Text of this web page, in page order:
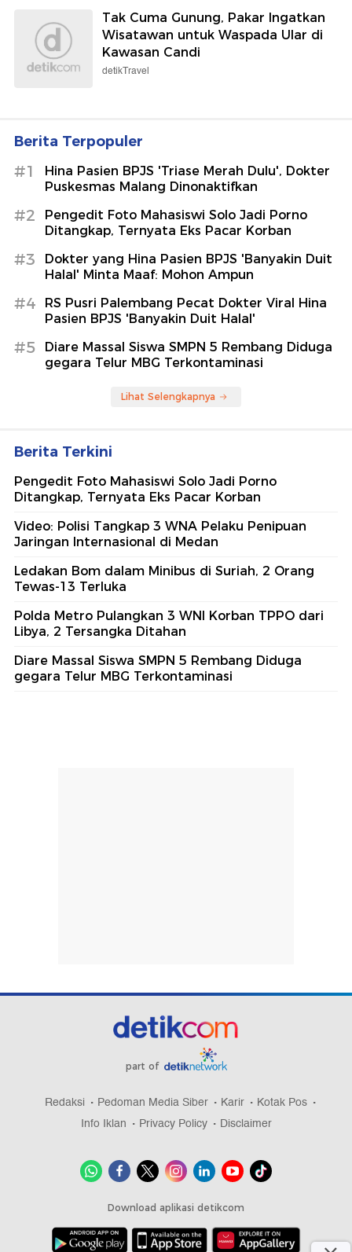
Tak Cuma Gunung, Pakar Ingatkan
Wisatawan untuk Waspada Ular di
Kawasan Candi
detikTravel
Berita Terpopuler
#1
Hina Pasien BPJS 'Triase Merah Dulu', Dokter
Puskesmas Malang Dinonaktifkan
#2
Pengedit Foto Mahasiswi Solo Jadi Porno
Ditangkap, Ternyata Eks Pacar Korban
#3
Dokter yang Hina Pasien BPJS 'Banyakin Duit
Halal' Minta Maaf: Mohon Ampun
#4
RS Pusri Palembang Pecat Dokter Viral Hina
Pasien BPJS 'Banyakin Duit Halal'
#5
Diare Massal Siswa SMPN 5 Rembang Diduga
gegara Telur MBG Terkontaminasi
Lihat Selengkapnya
Berita Terkini
Pengedit Foto Mahasiswi Solo Jadi Porno
Ditangkap, Ternyata Eks Pacar Korban
Video: Polisi Tangkap 3 WNA Pelaku Penipuan
Jaringan Internasional di Medan
Ledakan Bom dalam Minibus di Suriah, 2 Orang
Tewas-13 Terluka
Polda Metro Pulangkan 3 WNI Korban TPPO dari
Libya, 2 Tersangka Ditahan
Diare Massal Siswa SMPN 5 Rembang Diduga
gegara Telur MBG Terkontaminasi
part of
Redaksi Pedoman Media Siber Karir
Kotak Pos
Info Iklan
Privacy Policy Disclaimer
Download aplikasi detikcom